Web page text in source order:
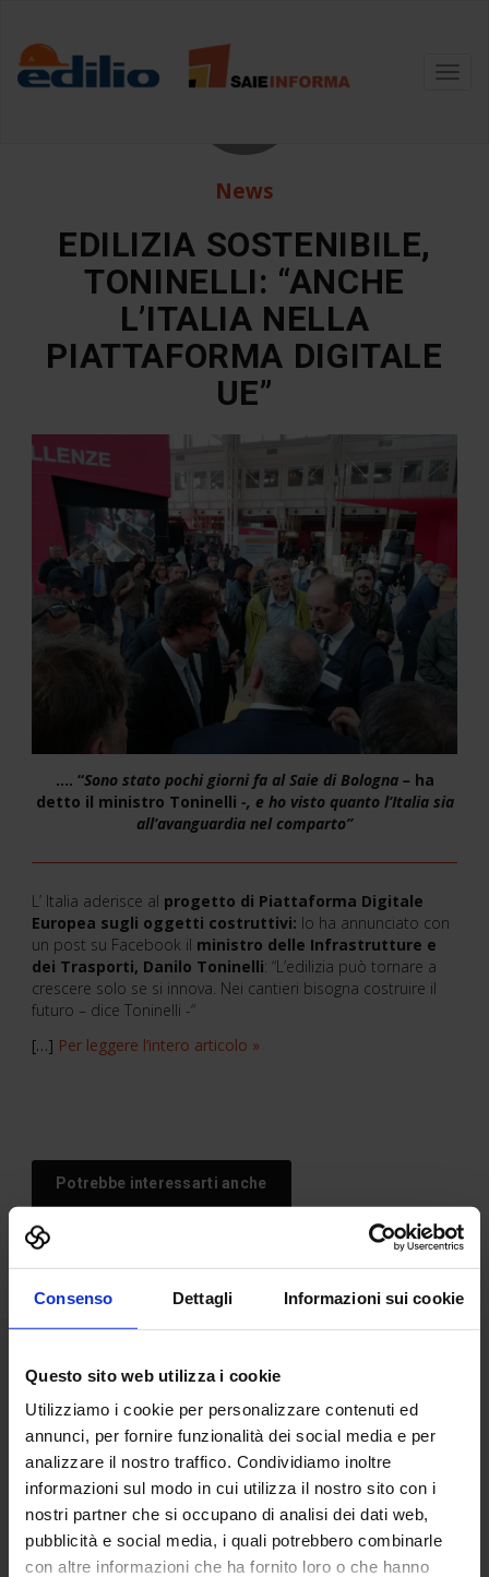
Consenso Dettagli Informazioni sui cookie
Questo sito web utilizza i cookie
Utilizziamo i cookie per personalizzare contenuti ed
annunci, per fornire funzionalità dei social media e per
analizzare il nostro traffico. Condividiamo inoltre
informazioni sul modo in cui utilizza il nostro sito con i
nostri partner che si occupano di analisi dei dati web,
pubblicità e social media, i quali potrebbero combinarle
con altre informazioni che ha fornito loro o che hanno
24
News
EDILIZIA SOSTENIBILE,
TONINELLI: “ANCHE
L’ITALIA NELLA
PIATTAFORMA DIGITALE
UE”
…. “Sono stato pochi giorni fa al Saie di Bologna – ha
detto il ministro Toninelli -, e ho visto quanto l’Italia sia
all’avanguardia nel comparto”
L’ Italia aderisce al progetto di Piattaforma Digitale
Europea sugli oggetti costruttivi: lo ha annunciato con
un post su Facebook il ministro delle Infrastrutture e
dei Trasporti, Danilo Toninelli: “L’edilizia può tornare a
crescere solo se si innova. Nei cantieri bisogna costruire il
futuro – dice Toninelli -“
[…] Per leggere l’intero articolo »
Potrebbe interessarti anche
Novità di prodotto:
Skyconcrete®
ISI a SAIE2018 per
degli strumenti a
interventi antisismici